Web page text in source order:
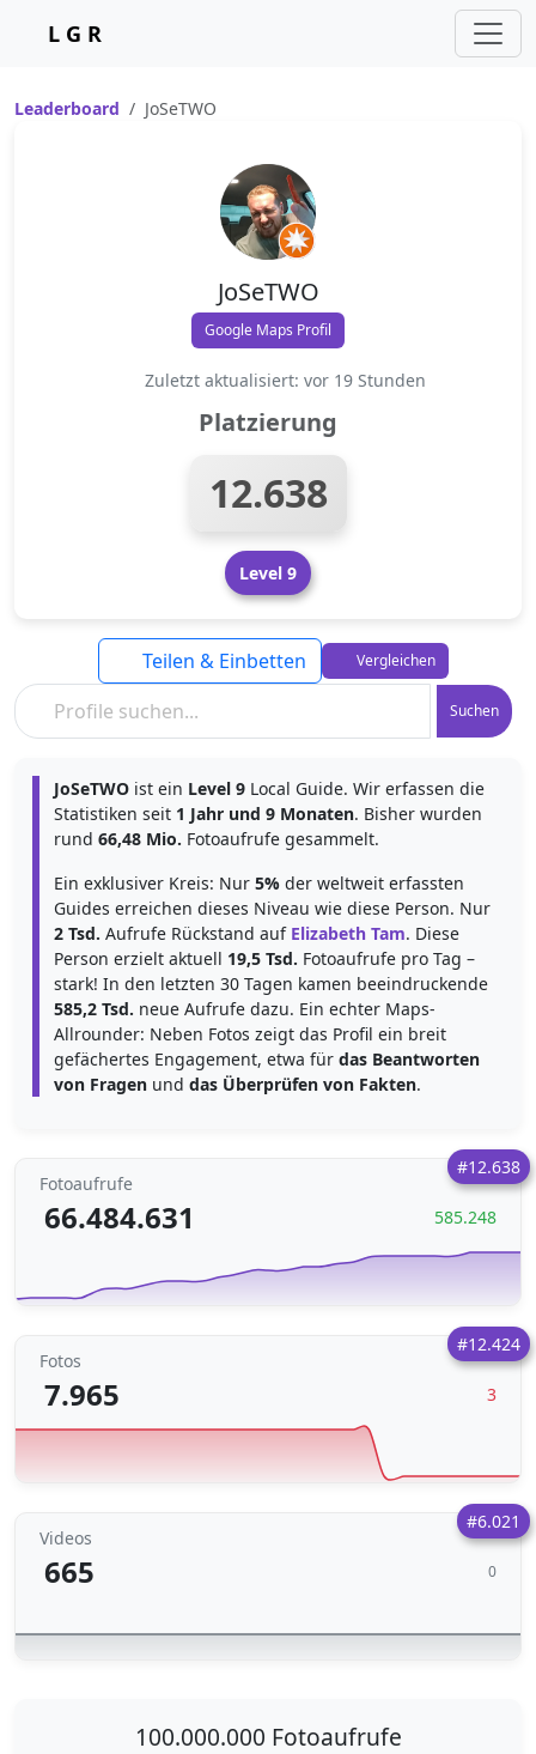
L G R
Leaderboard JoSeTWO
JoSeTWO
Google Maps Profil
Zuletzt aktualisiert: vor 19 Stunden
Platzierung
12.638
Level 9
Suchen
Teilen & Einbetten Vergleichen
JoSeTWO ist ein Level 9 Local Guide. Wir erfassen die
Statistiken seit 1 Jahr und 9 Monaten. Bisher wurden
rund 66,48 Mio. Fotoaufrufe gesammelt.
Ein exklusiver Kreis: Nur 5% der weltweit erfassten
Guides erreichen dieses Niveau wie diese Person. Nur
2 Tsd. Aufrufe Rückstand auf Elizabeth Tam. Diese
Person erzielt aktuell 19,5 Tsd. Fotoaufrufe pro Tag –
stark! In den letzten 30 Tagen kamen beeindruckende
585,2 Tsd. neue Aufrufe dazu. Ein echter Maps-
Allrounder: Neben Fotos zeigt das Profil ein breit
gefächertes Engagement, etwa für das Beantworten
von Fragen und das Überprüfen von Fakten.
#12.638
Fotoaufrufe
66.484.631 585.248
#12.424
Fotos
7.965 3
#6.021
Videos
665 0
100.000.000 Fotoaufrufe